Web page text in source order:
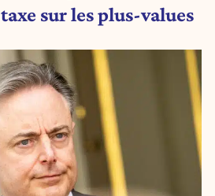
sur les plus-values